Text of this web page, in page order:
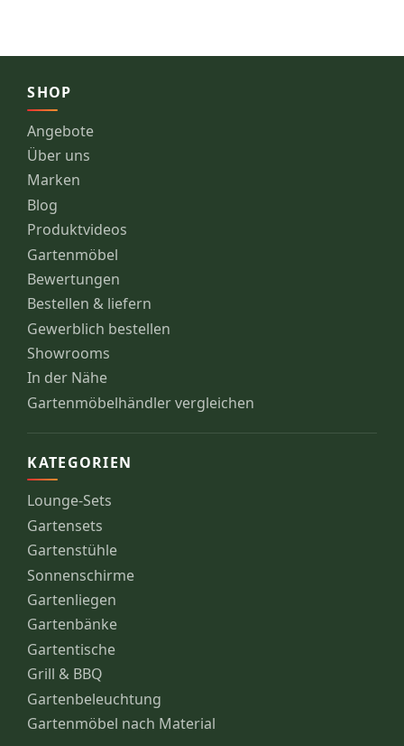
SHOP
Angebote
Über uns
Marken
Blog
Produktvideos
Gartenmöbel
Bewertungen
Bestellen & liefern
Gewerblich bestellen
Showrooms
In der Nähe
Gartenmöbelhändler vergleichen
KATEGORIEN
Lounge-Sets
Gartensets
Gartenstühle
Sonnenschirme
Gartenliegen
Gartenbänke
Gartentische
Grill & BBQ
Gartenbeleuchtung
Gartenmöbel nach Material